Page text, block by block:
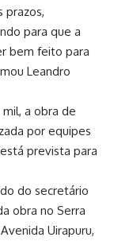
prazos,
para que a
bem feito para
Leandro
a obra de
por equipes
prevista para
do secretário
obra no Serra
Uirapuru,